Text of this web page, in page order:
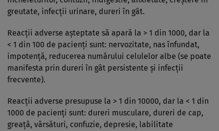
greutate, infecţii urinare, dureri în gât.
Reacţii adverse aşteptate să apară la > 1 din 1000, dar la
< 1 din 100 de pacienţi sunt: nervozitate, nas înfundat,
impotenţă, reducerea numărului celulelor albe (se poate
manifesta prin dureri în gât persistente şi infecţii
frecvente).
Reacţii adverse presupuse la > 1 din 10000, dar la < 1 din
1000 de pacienţi sunt: dureri musculare, dureri de cap,
greaţă, vărsături, confuzie, depresie, labilitate